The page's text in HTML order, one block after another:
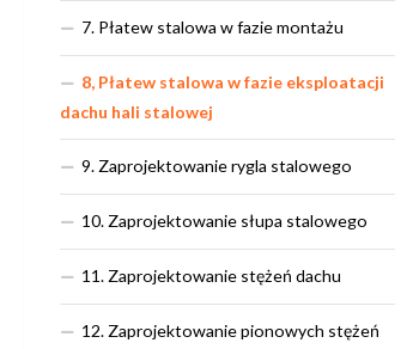
7. Płatew stalowa w fazie montażu
8, Płatew stalowa w fazie eksploatacji
dachu hali stalowej
9. Zaprojektowanie rygla stalowego
10. Zaprojektowanie słupa stalowego
11. Zaprojektowanie stężeń dachu
12. Zaprojektowanie pionowych stężeń